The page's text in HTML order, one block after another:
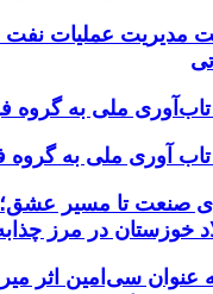
مدیریت عملیات نفت
ملی به گروه
آوری ملی به گروه
خوزستان در مرز
عنوان سی‌امین اثر